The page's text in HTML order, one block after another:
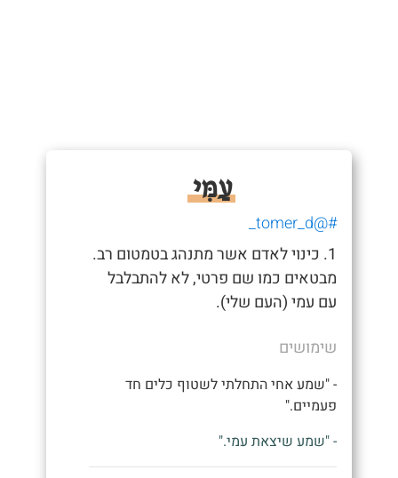
עַמִּי
#@tomer_d_
1. כינוי לאדם אשר מתנהג בטמטום רב.
מבטאים כמו שם פרטי, לא להתבלבל
עם עמי (העם שלי).
שימושים
- "שמע אחי התחלתי לשטוף כלים חד
פעמיים."
- "שמע שיצאת עמי."